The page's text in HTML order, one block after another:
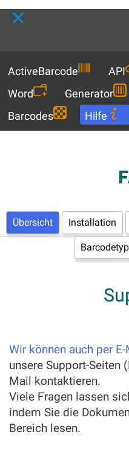
ActiveBarcode API
Word
Generator
Barcodes
Hilfe
Übersicht Installation
Wir können auch per
unsere Support-Seiten
Mail kontaktieren.
Viele Fragen lassen
indem Sie die
Bereich lesen.